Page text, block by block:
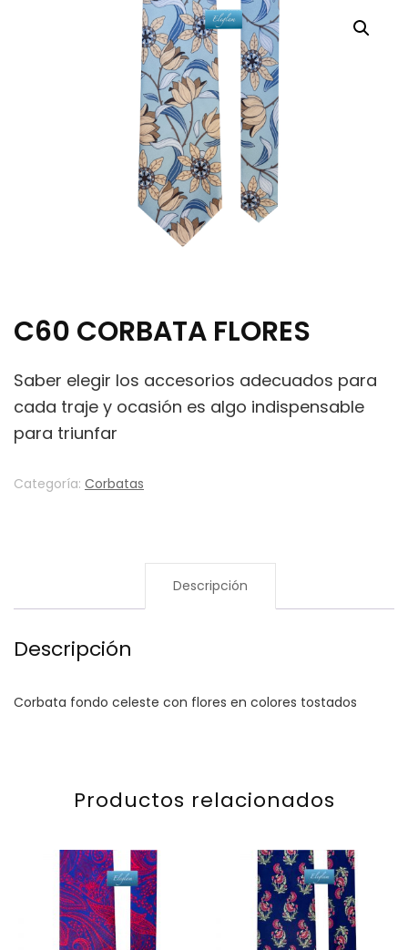
C60 CORBATA FLORES
Saber elegir los accesorios adecuados para
cada traje y ocasión es algo indispensable
para triunfar
Categoría: Corbatas
Descripción
Descripción
Corbata fondo celeste con flores en colores tostados
Productos relacionados